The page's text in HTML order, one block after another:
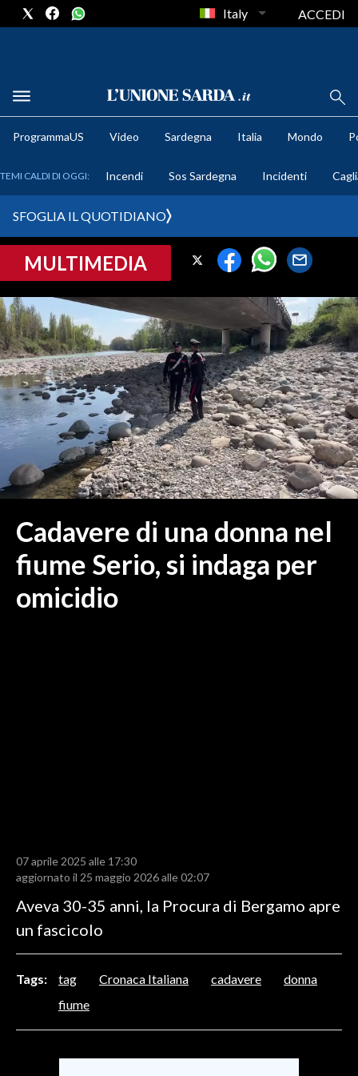
METEO
CRONACA SARDEGNA
PROVINCIA DI CAGLIARI
SULCIS IGLESIENTE
MEDIO CAMPIDANO
ORISTANO E PROVINCIA
SASSARI E PROVINCIA
GALLURA
NUORO E PROVINCIA
OGLIASTRA
ITALIA
MONDO
RISULTATI E CLASSIFICHE
CALCIO REGIONALE
BASKET
MOTORI
ALTRI SPORT
Italy ACCEDI
ProgrammaUS Video Sardegna Italia Mondo
TEMI CALDI DI OGGI: Incendi Sos Sardegna Incidenti
SFOGLIA IL QUOTIDIANO
MULTIMEDIA
Cadavere di una donna nel
fiume Serio, si indaga per
omicidio
07 aprile 2025 alle 17:30
aggiornato il 25 maggio 2026 alle 02:07
Aveva 30-35 anni, la Procura di Bergamo apre
un fascicolo
Tags: tag Cronaca Italiana cadavere
donna
fiume